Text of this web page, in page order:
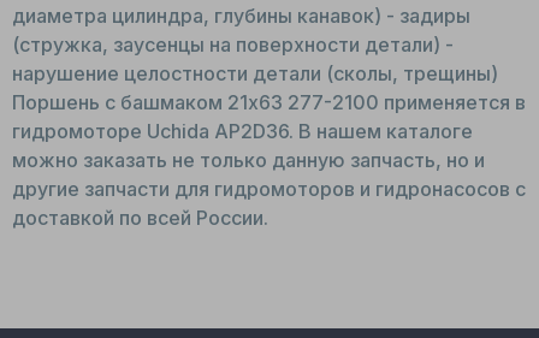
диаметра цилиндра, глубины канавок) - задиры
(стружка, заусенцы на поверхности детали) -
нарушение целостности детали (сколы, трещины)
Поршень с башмаком 21x63 277-2100 применяется в
гидромоторе Uchida AP2D36. В нашем каталоге
можно заказать не только данную запчасть, но и
другие запчасти для гидромоторов и гидронасосов с
доставкой по всей России.